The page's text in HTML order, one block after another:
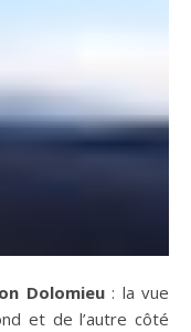
Dolomieu: la vue
et de l’autre côté